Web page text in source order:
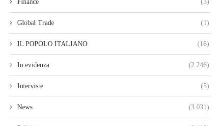
Finance (3)
Global Trade (1)
IL POPOLO ITALIANO (16)
In evidenza (2.246)
Interviste (5)
News (3.031)